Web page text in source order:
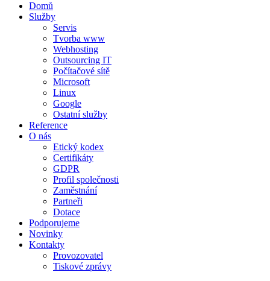
Domů
Služby
Servis
Tvorba www
Webhosting
Outsourcing IT
Počítačové sítě
Microsoft
Linux
Google
Ostatní služby
Reference
O nás
Etický kodex
Certifikáty
GDPR
Profil společnosti
Zaměstnání
Partneři
Dotace
Podporujeme
Novinky
Kontakty
Provozovatel
Tiskové zprávy